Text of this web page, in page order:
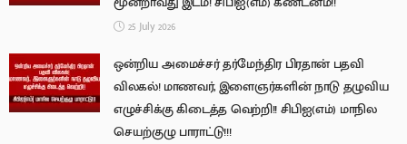
25 July 2026
ஒன்றிய அமைச்சர் தர்மேந்திர பிரதான் பதவி
விலகல்! மாணவர், இளைஞர்களின் நாடு தழுவிய
எழுச்சிக்கு கிடைத்த வெற்றி!! சிபிஐ(எம்) மாநில
செயற்குழு பாராட்டு!!!